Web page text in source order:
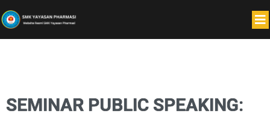
SEMINAR PUBLIC SPEAKING: